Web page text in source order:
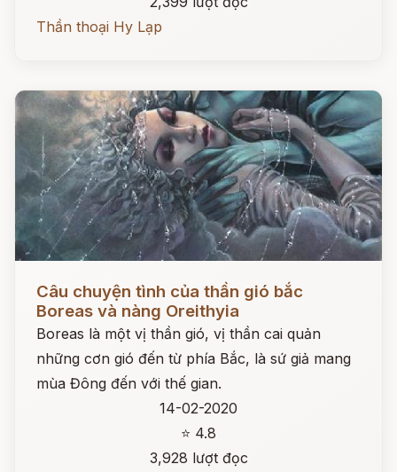
Thần thoại Hy Lạp
Câu chuyện tình của thần gió bắc
Boreas và nàng Oreithyia
Boreas là một vị thần gió, vị thần cai quản
những cơn gió đến từ phía Bắc, là sứ giả mang
mùa Đông đến với thế gian.
14-02-2020
⭐ 4.8
3,928 lượt đọc